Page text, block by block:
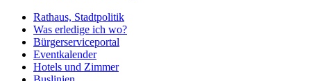
Rathaus, Stadtpolitik
Was erledige ich wo?
Bürgerserviceportal
Eventkalender
Hotels und Zimmer